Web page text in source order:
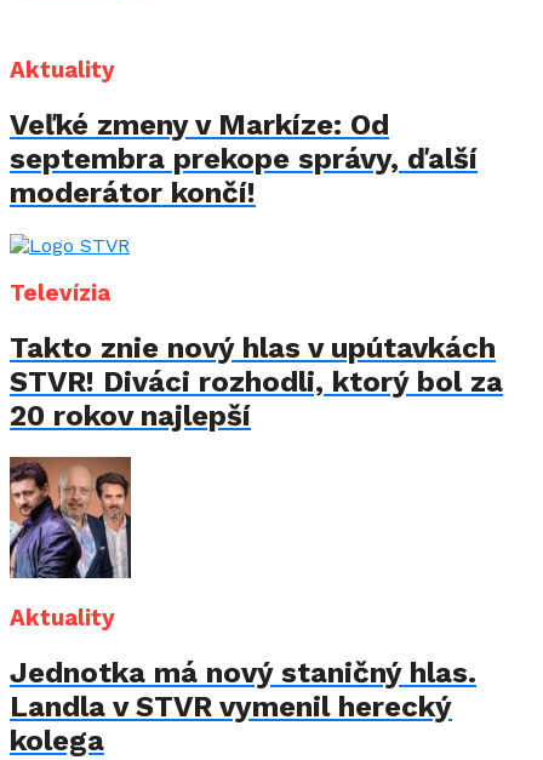
Aktuality
Veľké zmeny v Markíze: Od
septembra prekope správy, ďalší
moderátor končí!
Televízia
Takto znie nový hlas v upútavkách
STVR! Diváci rozhodli, ktorý bol za
20 rokov najlepší
Aktuality
Jednotka má nový staničný hlas.
Landla v STVR vymenil herecký
kolega